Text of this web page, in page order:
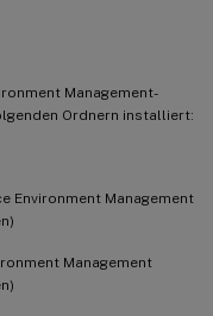
Management-
Ordnern installiert:
Environment Management
Management